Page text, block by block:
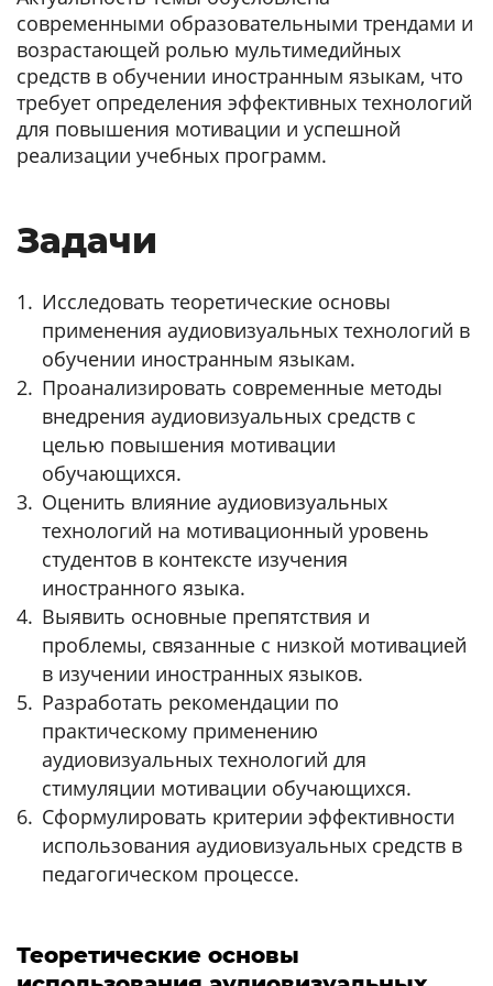
современными образовательными трендами и
возрастающей ролью мультимедийных
средств в обучении иностранным языкам, что
требует определения эффективных технологий
для повышения мотивации и успешной
реализации учебных программ.
Задачи
Исследовать теоретические основы
применения аудиовизуальных технологий в
обучении иностранным языкам.
Проанализировать современные методы
внедрения аудиовизуальных средств с
целью повышения мотивации
обучающихся.
Оценить влияние аудиовизуальных
технологий на мотивационный уровень
студентов в контексте изучения
иностранного языка.
Выявить основные препятствия и
проблемы, связанные с низкой мотивацией
в изучении иностранных языков.
Разработать рекомендации по
практическому применению
аудиовизуальных технологий для
стимуляции мотивации обучающихся.
Сформулировать критерии эффективности
использования аудиовизуальных средств в
педагогическом процессе.
Теоретические основы